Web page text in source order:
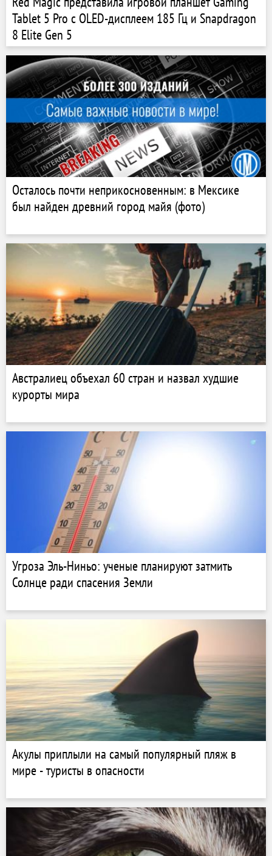
Tablet 5 Pro с OLED-дисплеем 185 Гц и Snapdragon
8 Elite Gen 5
Осталось почти неприкосновенным: в Мексике
был найден древний город майя (фото)
Австралиец объехал 60 стран и назвал худшие
курорты мира
Угроза Эль-Ниньо: ученые планируют затмить
Солнце ради спасения Земли
Акулы приплыли на самый популярный пляж в
мире - туристы в опасности